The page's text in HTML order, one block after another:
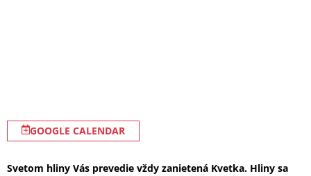
GOOGLE CALENDAR
Svetom hliny Vás prevedie vždy zanietená Kvetka. Hliny sa